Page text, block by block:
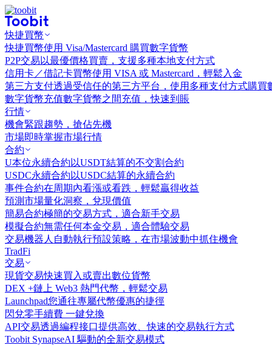
快捷買幣
快捷買幣使用 Visa/Mastercard 購買數字貨幣
P2P交易 以最優價格買賣，支援多種本地支付方式
信用卡／借記卡買幣使用 VISA 或 Mastercard，輕鬆入金
第三方支付透過受信任的第三方平台，使用多種支付方式購買
數字貨幣充值數字貨幣之間充值，快速到賬
行情
機會緊跟趨勢，搶佔先機
市場即時掌握市場行情
合約
U本位永續合約 以USDT結算的不交割合約
USDC永續合約 以USDC結算的永續合約
事件合約在周期內看漲或看跌，輕鬆贏得收益
預測市場量化洞察，兌現價值
簡易合約極簡的交易方式，適合新手交易
模擬合約無需任何本金交易，適合體驗交易
交易機器人 自動執行預設策略，在市場波動中抓住機會
TradFi
交易
現貨交易快速買入或賣出數位貨幣
DEX +鏈上 Web3 熱門代幣，輕鬆交易
Launchpad您通往專屬代幣優惠的捷徑
閃兌零手續費 一鍵兌換
API交易透過編程接口提供高效、快速的交易執行方式
Toobit SynapseAI 驅動的全新交易模式